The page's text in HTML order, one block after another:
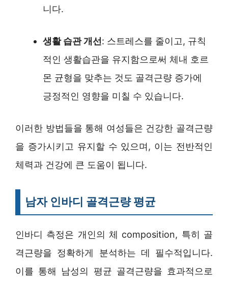
니다.
생활 습관 개선: 스트레스를 줄이고, 규칙
적인 생활습관을 유지함으로써 체내 호르
몬 균형을 맞추는 것도 골격근량 증가에
긍정적인 영향을 미칠 수 있습니다.
이러한 방법들을 통해 여성들은 건강한 골격근량
을 증가시키고 유지할 수 있으며, 이는 전반적인
체력과 건강에 큰 도움이 됩니다.
남자 인바디 골격근량 평균
인바디 측정은 개인의 체 composition, 특히 골
격근량을 정확하게 분석하는 데 필수적입니다.
이를 통해 남성의 평균 골격근량을 효과적으로